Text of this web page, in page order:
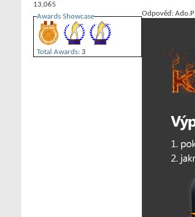
13,065
Awards Showcase
Total Awards: 3
Odpověď: Ado.P